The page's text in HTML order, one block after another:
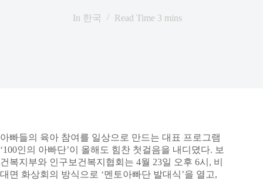
In 한국 Read Time 3 mins
아빠들의 육아 참여를 일상으로 만드는 대표 프로그램
‘100인의 아빠단’이 올해도 힘찬 첫걸음을 내디뎠다. 보
건복지부와 인구보건복지협회는 4월 23일 오후 6시, 비
대면 화상회의 방식으로 ‘멘토아빠단 발대식’을 열고,